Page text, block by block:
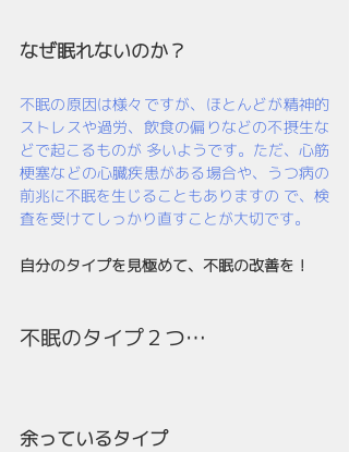
なぜ眠れないのか？
不眠の原因は様々ですが、ほとんどが精神的
ストレスや過労、飲食の偏りなどの不摂生な
どで起こるものが 多いようです。ただ、心筋
梗塞などの心臓疾患がある場合や、うつ病の
前兆に不眠を生じることもありますの で、検
査を受けてしっかり直すことが大切です。
自分のタイプを見極めて、不眠の改善を！
不眠のタイプ２つ…
余っているタイプ